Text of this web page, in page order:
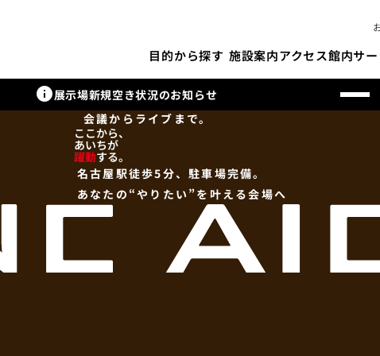
目的から探す 施設案内アクセス館内サ
info展示場新規空き状況のお知らせ
会議からライブまで。
ここから、
あいちが
躍動する。
名古屋駅徒歩5分、駐車場完備。
あなたの“やりたい”を叶える会場へ